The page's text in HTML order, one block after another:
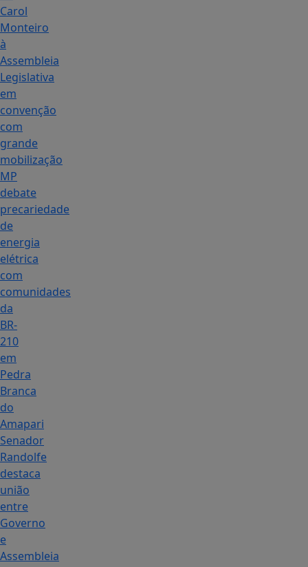
Carol
Monteiro
à
Assembleia
Legislativa
em
convenção
com
grande
mobilização
MP
debate
precariedade
de
energia
elétrica
com
comunidades
da
BR-
210
em
Pedra
Branca
do
Amapari
Senador
Randolfe
destaca
união
entre
Governo
e
Assembleia